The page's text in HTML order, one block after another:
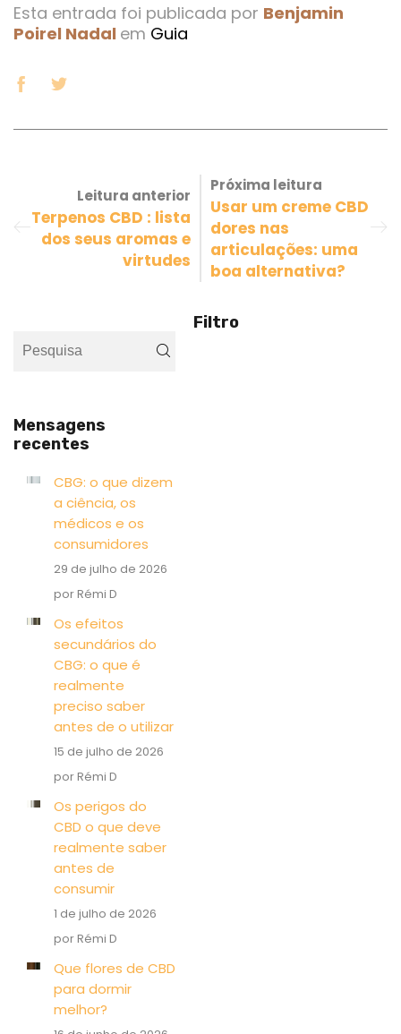
Esta entrada foi publicada por Benjamin
Poirel Nadal em Guia
Leitura anterior
Terpenos CBD : lista
dos seus aromas e
virtudes
Próxima leitura
Usar um creme CBD
dores nas
articulações: uma
boa alternativa?
Filtro
Mensagens
recentes
CBG: o que dizem
a ciência, os
médicos e os
consumidores
29 de julho de 2026
por Rémi D
Os efeitos
secundários do
CBG: o que é
realmente
preciso saber
antes de o utilizar
15 de julho de 2026
por Rémi D
Os perigos do
CBD o que deve
realmente saber
antes de
consumir
1 de julho de 2026
por Rémi D
Que flores de CBD
para dormir
melhor?